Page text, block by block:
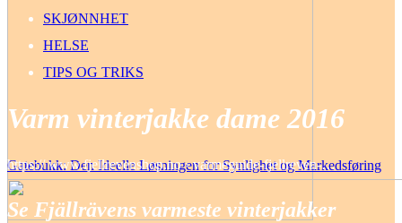
Gatebukk: Den Ideelle Løsningen for Synlighet og Markedsføring
SKJØNNHET
HELSE
TIPS OG TRIKS
Varm vinterjakke dame 2016
https:// www.fjellrevenshop.no › varmeguide-fjellreven-…
Se Fjällrävens varmeste vinterjakker